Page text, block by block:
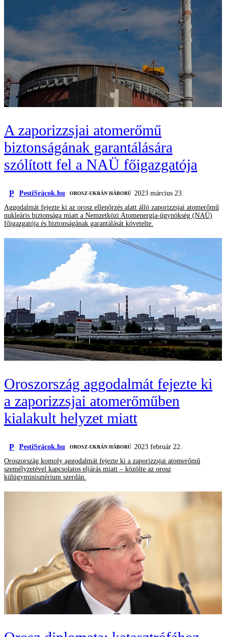
A zaporizzsjai atomerőmű
biztonságának garantálására
szólított fel a NAÜ főigazgatója
P PestiSrácok.hu ‎ OROSZ-UKRÁN HÁBORÚ
2023 március 23.
Aggodalmát fejezte ki az orosz ellenőrzés alatt álló zaporizzsjai atomerőmű
nukleáris biztonsága miatt a Nemzetközi Atomenergia-ügynökség (NAÜ)
főigazgatója és biztonságának garantálását követelte.
Oroszország aggodalmát fejezte ki
a zaporizzsjai atomerőműben
kialakult helyzet miatt
P PestiSrácok.hu ‎ OROSZ-UKRÁN HÁBORÚ
2023 február 22.
Oroszország komoly aggodalmát fejezte ki a zaporizzsjai atomerőmű
személyzetével kapcsolatos eljárás miatt – közölte az orosz
külügyminisztérium szerdán.